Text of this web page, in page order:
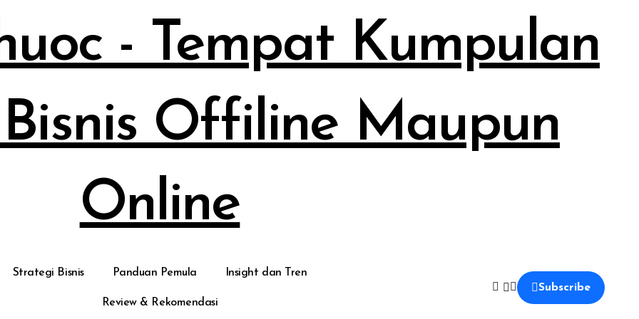
- Tempat Kumpulan
Offiline Maupun
Online
Strategi Bisnis Panduan Pemula Insight dan Tren
Review & Rekomendasi
Subscribe